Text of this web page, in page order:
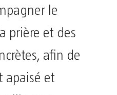
le
prière et des
afin de
apaisé et